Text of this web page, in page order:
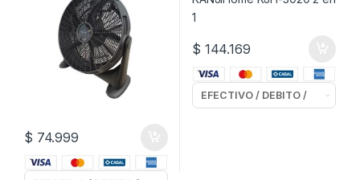
$ 74.999
$ 144.169